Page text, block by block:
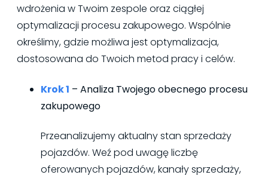
wdrożenia w Twoim zespole oraz ciągłej
optymalizacji procesu zakupowego. Wspólnie
określimy, gdzie możliwa jest optymalizacja,
dostosowana do Twoich metod pracy i celów.
Krok 1 – Analiza Twojego obecnego procesu
zakupowego
Przeanalizujemy aktualny stan sprzedaży
pojazdów. Weź pod uwagę liczbę
oferowanych pojazdów, kanały sprzedaży,